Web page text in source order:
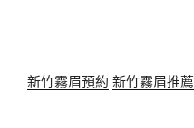
新竹霧眉預約 新竹霧眉推薦